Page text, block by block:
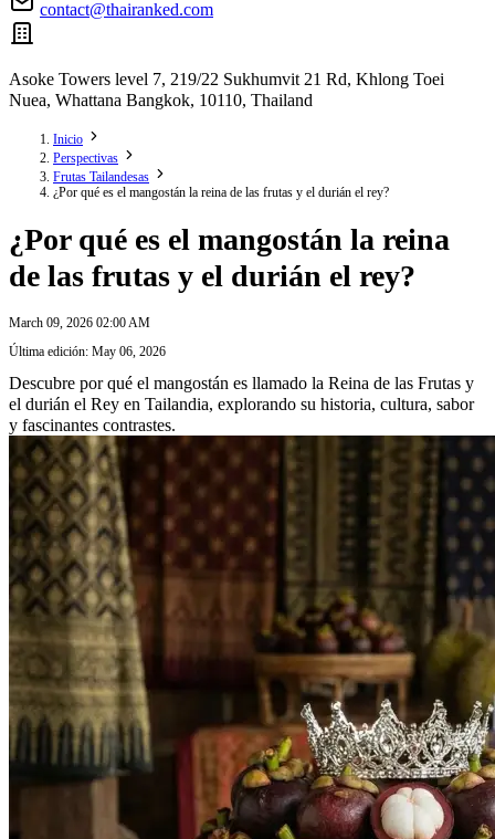
contact@thairanked.com
Asoke Towers level 7, 219/22 Sukhumvit 21 Rd, Khlong Toei
Nuea, Whattana Bangkok, 10110, Thailand
Inicio
Perspectivas
Frutas Tailandesas
¿Por qué es el mangostán la reina de las frutas y el durián el rey?
¿Por qué es el mangostán la reina
de las frutas y el durián el rey?
March 09, 2026 02:00 AM
Última edición: May 06, 2026
Descubre por qué el mangostán es llamado la Reina de las Frutas y
el durián el Rey en Tailandia, explorando su historia, cultura, sabor
y fascinantes contrastes.